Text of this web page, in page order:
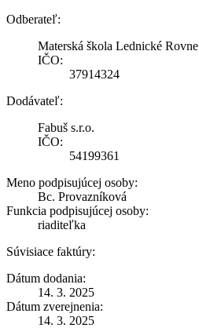
Odberateľ:
Materská škola Lednické Rovne
IČO:
37914324
Dodávateľ:
Fabuš s.r.o.
IČO:
54199361
Meno podpisujúcej osoby:
Bc. Provazníková
Funkcia podpisujúcej osoby:
riaditeľka
Súvisiace faktúry:
Dátum dodania:
14. 3. 2025
Dátum zverejnenia:
14. 3. 2025